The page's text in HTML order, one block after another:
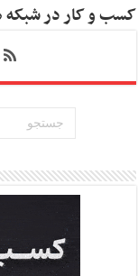
کسب و کار در شبکه